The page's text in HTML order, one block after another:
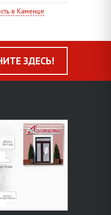
в Каменце
ЗДЕСЬ!